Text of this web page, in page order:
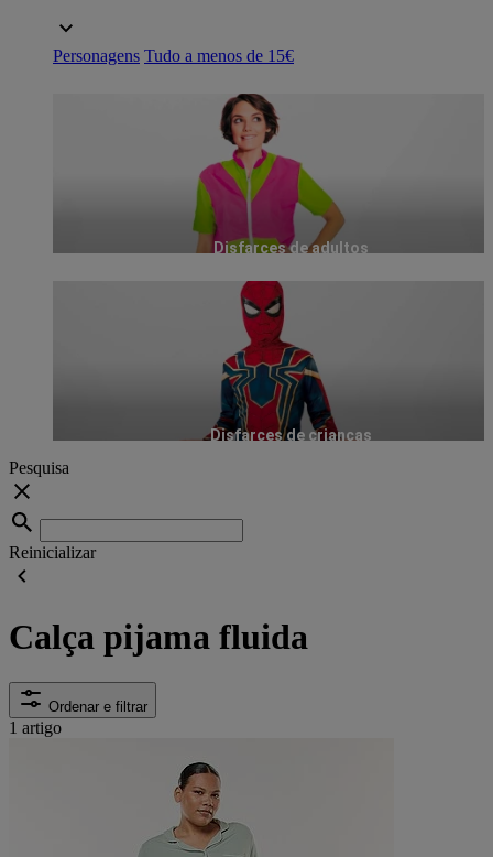
Personagens Tudo a menos de 15€
Disfarces de adultos
Disfarces de crianças
Pesquisa
Reinicializar
Calça pijama fluida
Ordenar e filtrar
1 artigo